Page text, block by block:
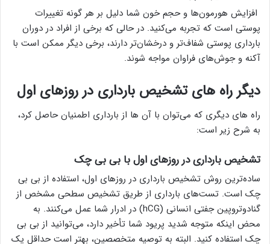
افزایش هورمون‌ها و حجم خون شما دلیل بر هر گونه تغییرات
پوستی است که تجربه می‌کنید. در حالی که برخی از افراد در دوران
بارداری پوستی شفاف‌تر و درخشان‌تر دارند، برخی دیگر ممکن است با
آکنه و جوش‌های فراوان مواجه شوند.
دیگر راه های تشخیص بارداری در روزهای اول
راه های دیگری که می‌توان با آن ها از بارداری اطمنیان حاصل کرد،
به شرح زیر است:
تشخیص بارداری در روزهای اول با بی بی چک
ساده‌ترین روش تشخیص بارداری در روزهای اول، استفاده از بی بی
چک است. تست‌های بارداری از طریق تشخیص سطحی مشخص از
گنادوتروپین جفتی انسانی (hCG) در ادرار شما عمل می‌کنند. به
محض اینکه متوجه شدید پریود شما تأخیر دارد، می‌توانید از بی بی
چک استفاده کنید. البته به توصیه متخصصین، بهتر است حداقل یک